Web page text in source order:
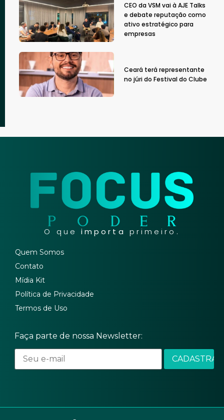
CEO da VSM vai à AJE Talks
e debate reputação como
ativo estratégico para
empresas
Ceará terá representante
no júri do Festival do Clube
O que importa primeiro.
Quem Somos
Contato
Mídia Kit
Política de Privacidade
Termos de Uso
Faça parte de nossa Newsletter: